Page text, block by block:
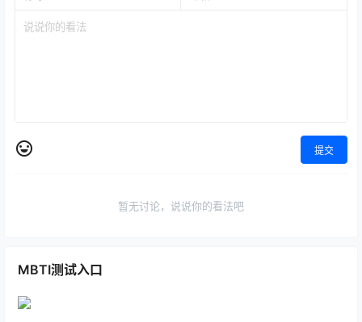
提交
暂无讨论，说说你的看法吧
MBTI测试入口